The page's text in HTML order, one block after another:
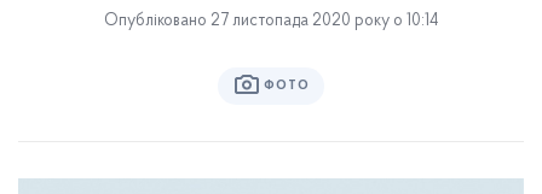
Опубліковано 27 листопада 2020 року о 10:14
ФОТО